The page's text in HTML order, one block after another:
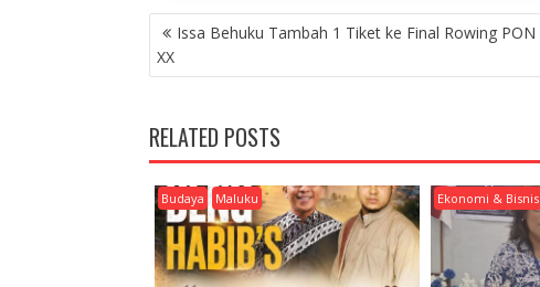
P
O
S
N
A
V
G
A
T
Issa Behuku Tambah 1 Tiket ke Final Rowing PON
XX
RELATED POSTS
Budaya Maluku Ekonomi & Bisnis